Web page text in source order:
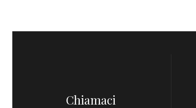
Chiamaci